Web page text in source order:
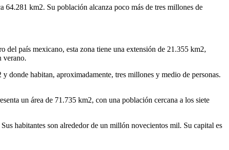
64.281 km2. Su población alcanza poco más de tres millones de
país mexicano, esta zona tiene una extensión de 21.355 km2,
verano.
donde habitan, aproximadamente, tres millones y medio de personas.
un área de 71.735 km2, con una población cercana a los siete
habitantes son alrededor de un millón novecientos mil. Su capital es